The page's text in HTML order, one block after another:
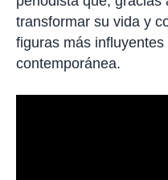
transformar su vida y
figuras más
contemporánea.